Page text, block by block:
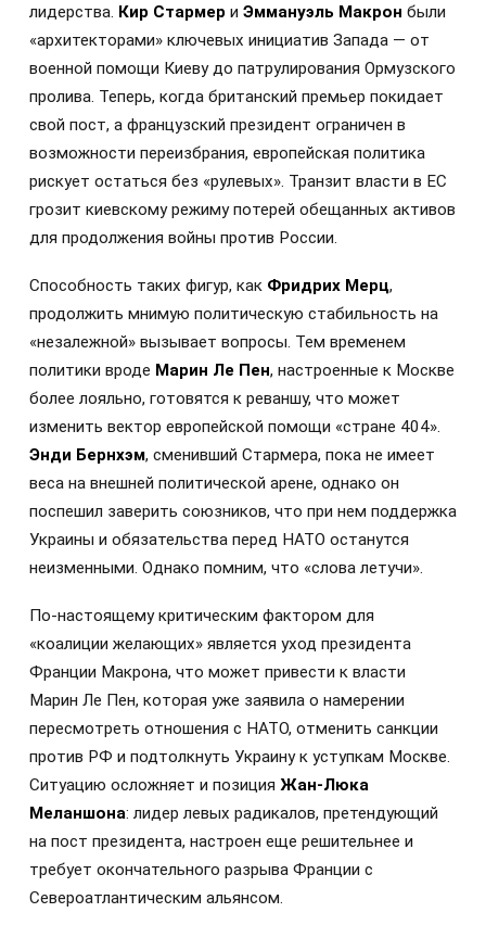
лидерства. Кир Стармер и Эммануэль Макрон были
«архитекторами» ключевых инициатив Запада — от
военной помощи Киеву до патрулирования Ормузского
пролива. Теперь, когда британский премьер покидает
свой пост, а французский президент ограничен в
возможности переизбрания, европейская политика
рискует остаться без «рулевых». Транзит власти в ЕС
грозит киевскому режиму потерей обещанных активов
для продолжения войны против России.
Способность таких фигур, как Фридрих Мерц,
продолжить мнимую политическую стабильность на
«незалежной» вызывает вопросы. Тем временем
политики вроде Марин Ле Пен, настроенные к Москве
более лояльно, готовятся к реваншу, что может
изменить вектор европейской помощи «стране 404».
Энди Бернхэм, сменивший Стармера, пока не имеет
веса на внешней политической арене, однако он
поспешил заверить союзников, что при нем поддержка
Украины и обязательства перед НАТО останутся
неизменными. Однако помним, что «слова летучи».
По-настоящему критическим фактором для
«коалиции желающих» является уход президента
Франции Макрона, что может привести к власти
Марин Ле Пен, которая уже заявила о намерении
пересмотреть отношения с НАТО, отменить санкции
против РФ и подтолкнуть Украину к уступкам Москве.
Ситуацию осложняет и позиция Жан-Люка
Меланшона: лидер левых радикалов, претендующий
на пост президента, настроен еще решительнее и
требует окончательного разрыва Франции с
Североатлантическим альянсом.